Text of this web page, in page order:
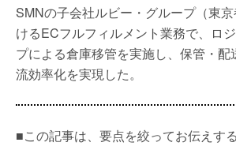
SMNの子会社ルビー・グループ（東
けるECフルフィルメント業務で、ロ
プによる倉庫移管を実施し、保管・配
流効率化を実現した。
■この記事は、要点を絞ってお伝えす